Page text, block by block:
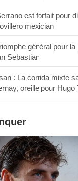
est forfait pour
mexician
général pour
Sebastian
: La corrida mixte
oreille pour Hugo